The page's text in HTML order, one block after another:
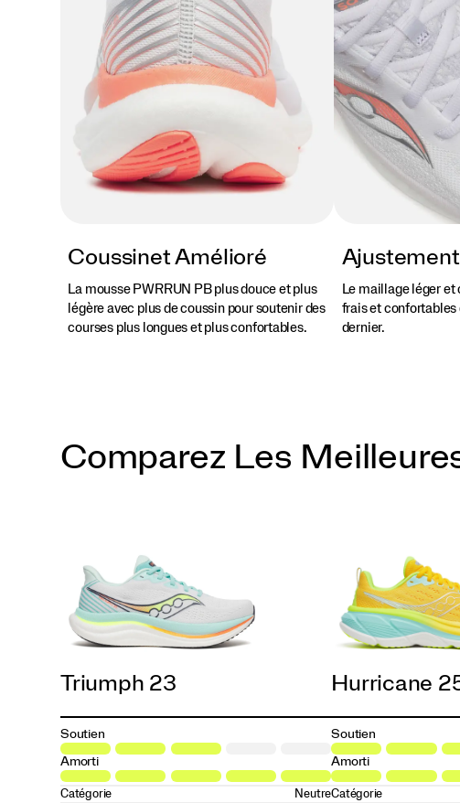
chaussure
repoussera
limites
chaque
foulée.
Triple BlackWhite | Arctic
Coussinet Amélioré
La mousse PWRRUN PB plus douce et plus
légère avec plus de coussin pour soutenir des
courses plus longues et plus confortables.
Le maillage léger et
frais et confortables
dernier.
Comparez Les
Triumph 23
Soutien
Amorti
Catégorie
Neutre
Hurricane
Soutien
Amorti
Catégorie